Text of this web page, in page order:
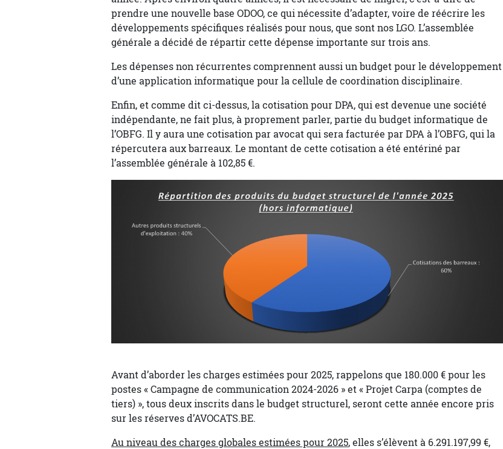
prendre une nouvelle base ODOO, ce qui nécessite d’adapter, voire de réécrire les
développements spécifiques réalisés pour nous, que sont nos LGO. L’assemblée
générale a décidé de répartir cette dépense importante sur trois ans.
Les dépenses non récurrentes comprennent aussi un budget pour le développement
d’une application informatique pour la cellule de coordination disciplinaire.
Enfin, et comme dit ci-dessus, la cotisation pour DPA, qui est devenue une société
indépendante, ne fait plus, à proprement parler, partie du budget informatique de
l’OBFG. Il y aura une cotisation par avocat qui sera facturée par DPA à l’OBFG, qui la
répercutera aux barreaux. Le montant de cette cotisation a été entériné par
l’assemblée générale à 102,85 €.
Avant d’aborder les charges estimées pour 2025, rappelons que 180.000 € pour les
postes « Campagne de communication 2024-2026 » et « Projet Carpa (comptes de
tiers) », tous deux inscrits dans le budget structurel, seront cette année encore pris
sur les réserves d’AVOCATS.BE.
Au niveau des charges globales estimées pour 2025, elles s’élèvent à 6.291.197,99 €,